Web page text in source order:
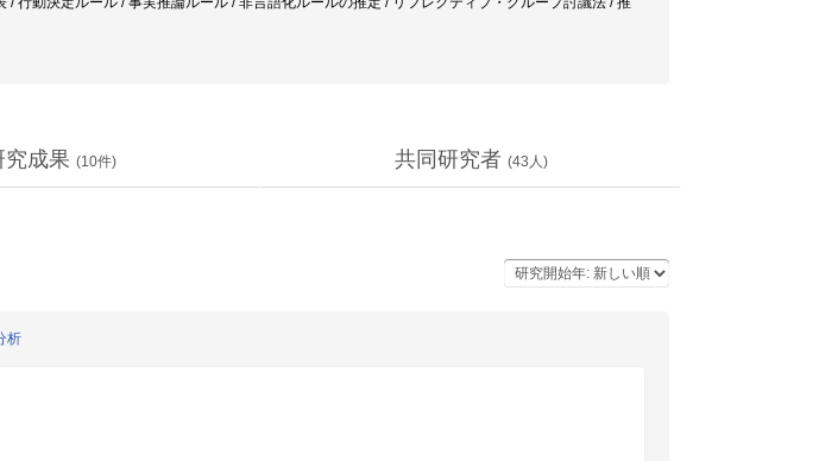
究成果 (10件) 共同研究者 (43 人)
析